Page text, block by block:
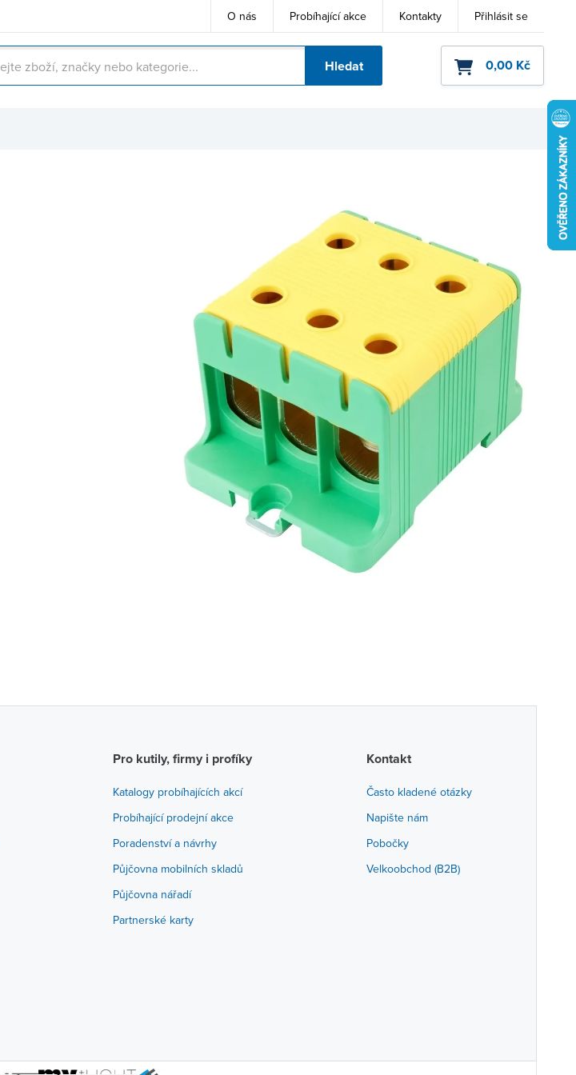
O nás Probíhající akce Kontakty Přihlásit se
Hledat 0,00 Kč
Pro kutily, firmy i profíky
Katalogy probíhajících akcí
Probíhající prodejní akce
Poradenství a návrhy
Půjčovna mobilních skladů
Půjčovna nářadí
Partnerské karty
Kontakt
Často kladené otázky
Napište nám
Pobočky
Velkoobchod (B2B)